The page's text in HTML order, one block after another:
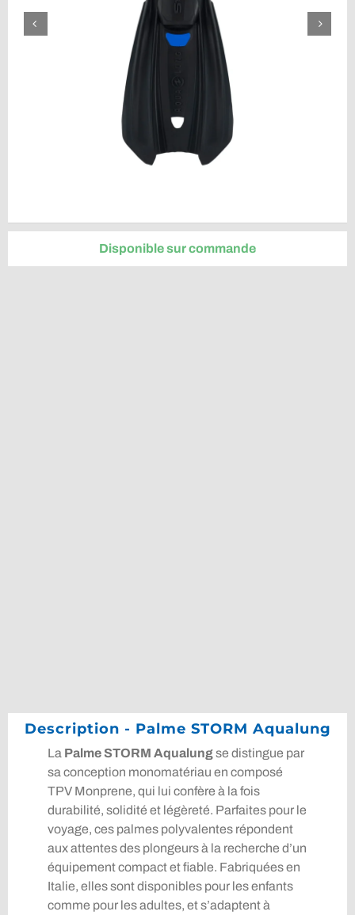
Disponible sur commande
Description - Palme STORM Aqualung
La Palme STORM Aqualungse distingue par
sa conception monomatériau en composé
TPV Monprene, qui lui confère à la fois
durabilité, solidité et légèreté. Parfaites pour le
voyage, ces palmes polyvalentes répondent
aux attentes des plongeurs à la recherche d’un
équipement compact et fiable. Fabriquées en
Italie, elles sont disponibles pour les enfants
comme pour les adultes, et s’adaptent à